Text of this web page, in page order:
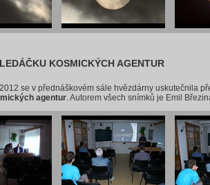
KOSMICKÝCH AGENTUR
se v přednáškovém sále hvězdárny uskutečnila
agentur. Autorem všech snímků je Emil